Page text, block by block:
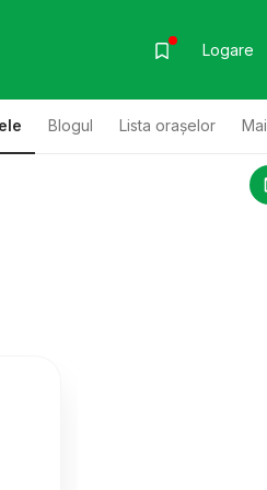
Logare
Blogul Lista oraşelor Mai